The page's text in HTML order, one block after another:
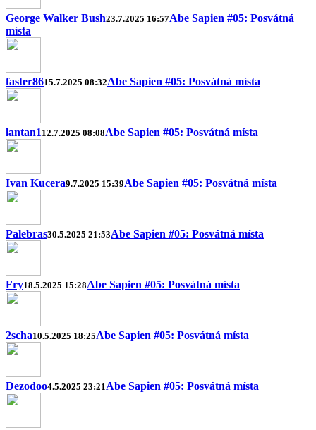
George Walker Bush23.7.2025 16:57Abe Sapien #05: Posvátná
místa
faster8615.7.2025 08:32Abe Sapien #05: Posvátná místa
lantan1 12.7.2025 08:08Abe Sapien #05: Posvátná místa
Ivan Kucera9.7.2025 15:39Abe Sapien #05: Posvátná místa
Palebras30.5.2025 21:53Abe Sapien #05: Posvátná místa
Fry18.5.2025 15:28Abe Sapien #05: Posvátná místa
2scha10.5.2025 18:25Abe Sapien #05: Posvátná místa
Dezodoo4.5.2025 23:21Abe Sapien #05: Posvátná místa